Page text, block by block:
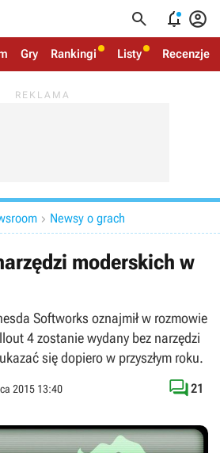
  
Gry Rankingi Listy Recenzje
 Newsy o grach
moderskich w
Softworks oznajmił w rozmowie
4 zostanie wydany bez narzędzi
się dopiero w przyszłym roku.
2015 13:40 21